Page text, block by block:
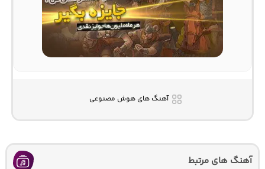
آهنگ های هوش مصنوعی
آهنگ های مرتبط